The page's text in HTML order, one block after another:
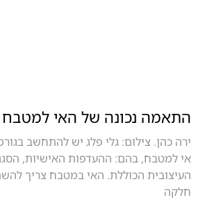
התאמה נכונה של האי למטבח
ירה כהן. צילום: גלי פלג יש להתחשב
אי למטבח, בהם: ההעדפות האישיות,
העיצובית הכוללת. האי במטבח צריך
חלקה